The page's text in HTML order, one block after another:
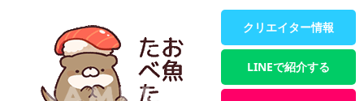
クリエイター情報
LINEで紹介する